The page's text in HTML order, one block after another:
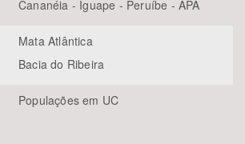
Cananéia - Iguape - Peruíbe - APA
Mata Atlântica
Bacia do Ribeira
Populações em UC